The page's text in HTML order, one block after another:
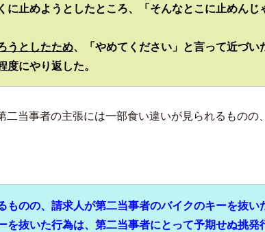
に止めようとしたところ、「そんなとこに止めんじ
うとしたため、「やめてください」と言って近づい
度にやり返した。
二当事者の主張には一部食い違いが見られるもの
ものの、請求人が第二当事者のバイクのキーを抜
を抜いた行為は、第二当事者にとって予期せぬ挑